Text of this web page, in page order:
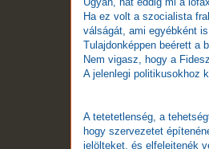
Ha ez volt a szocialista
válságát, ami egyébként
Tulajdonképpen beérett a
Nem vigasz, hogy a
A jelenlegi politikusokhoz
A tetetetlenség, a
hogy szervezetet
jelölteket, és elfelejtenék